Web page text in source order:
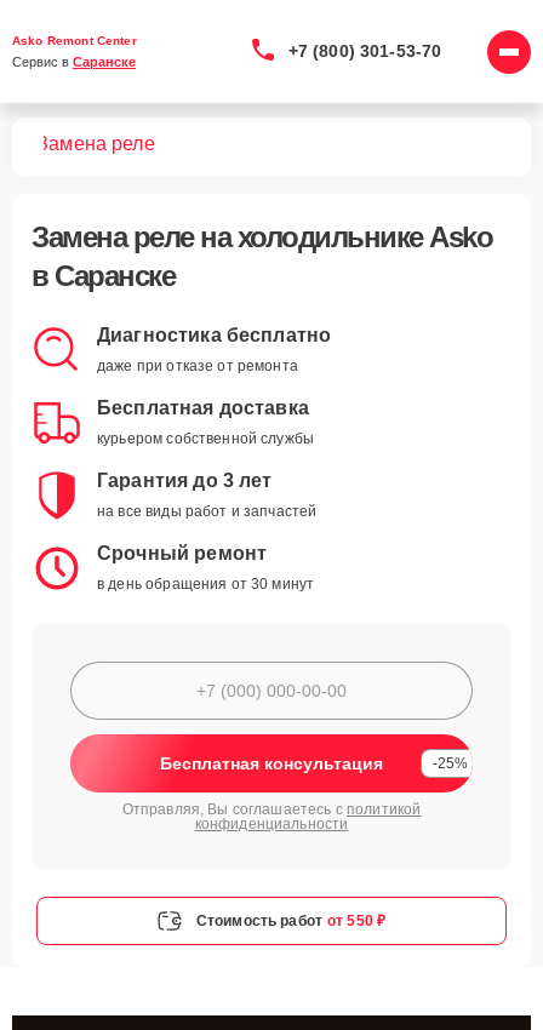
Asko Remont Center
Сервис в Саранске
+7 (800) 301-53-70
Замена реле
Замена релена холодильнике Asko
в Саранске
Диагностика бесплатно
даже при отказе от ремонта
Бесплатная доставка
курьером собственной службы
Гарантия до 3 лет
на все виды работ и запчастей
Срочный ремонт
в день обращения от 30 минут
Бесплатная консультация -25%
Отправляя, Вы соглашаетесь с политикой
конфиденциальности
Стоимость работ от 550 ₽